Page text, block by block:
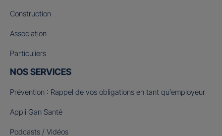
Construction
Association
Particuliers
NOS SERVICES
Prévention : Rappel de vos obligations en tant qu’employeur
Appli Gan Santé
Podcasts / Vidéos